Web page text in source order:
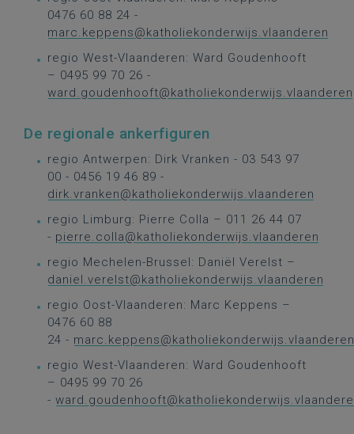
0476 60 88 24 -
marc.keppens@katholiekonderwijs.vlaanderen
regio West-Vlaanderen: Ward Goudenhooft
– 0495 99 70 26 -
ward.goudenhooft@katholiekonderwijs.vlaanderen
De regionale ankerfiguren
regio Antwerpen: Dirk Vranken - 03 543 97
00 - 0456 19 46 89 -
dirk.vranken@katholiekonderwijs.vlaanderen
regio Limburg: Pierre Colla – 011 26 44 07
- pierre.colla@katholiekonderwijs.vlaanderen
regio Mechelen-Brussel: Daniël Verelst –
daniel.verelst@katholiekonderwijs.vlaanderen
regio Oost-Vlaanderen: Marc Keppens –
0476 60 88
24 - marc.keppens@katholiekonderwijs.vlaanderen
regio West-Vlaanderen: Ward Goudenhooft
– 0495 99 70 26
-